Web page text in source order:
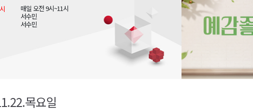
매일 오전 9시~11시
서수민
서수민
목요일